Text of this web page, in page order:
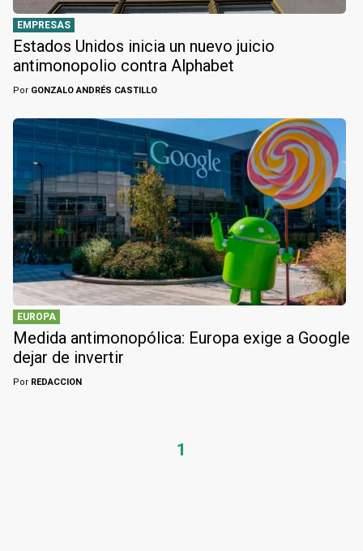
EMPRESAS
Estados Unidos inicia un nuevo juicio
antimonopolio contra Alphabet
Por GONZALO ANDRÉS CASTILLO
EUROPA
Medida antimonopólica: Europa exige a Google
dejar de invertir
Por REDACCION
1